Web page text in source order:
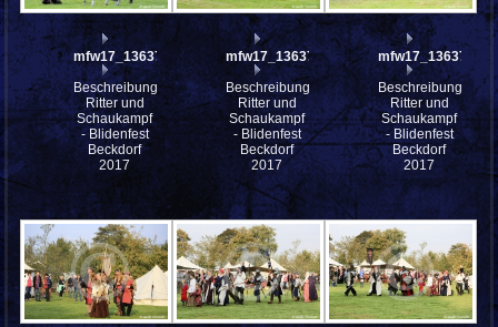
mfw17_136378
Beschreibung:
Ritter und
Schaukampf
- Blidenfest
Beckdorf
2017
mfw17_136375
Beschreibung:
Ritter und
Schaukampf
- Blidenfest
Beckdorf
2017
mfw17_136370
Beschreibung:
Ritter und
Schaukampf
- Blidenfest
Beckdorf
2017